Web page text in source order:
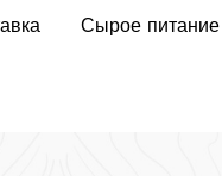
Сырое питание